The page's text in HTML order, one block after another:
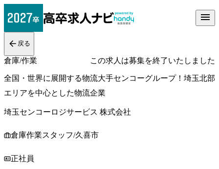
戻る
倉庫/作業 この求人は募集を終了いたしました
全国・世界に展開する物流大手センコーグループ！埼玉北部
エリアを中心とした物流企業
埼玉センコーロジサービス 株式会社
倉庫作業スタッフ/久喜市
正社員